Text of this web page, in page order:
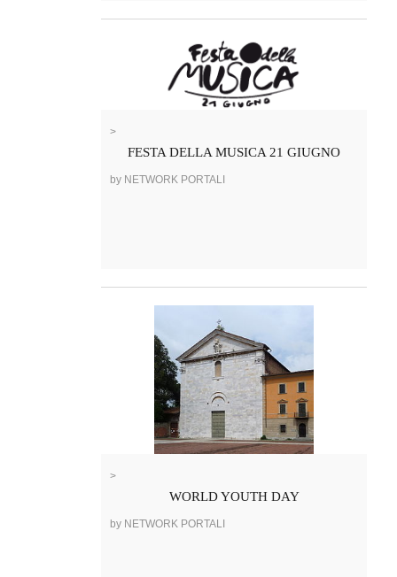
>
FESTA DELLA MUSICA 21 GIUGNO
by NETWORK PORTALI
>
WORLD YOUTH DAY
by NETWORK PORTALI